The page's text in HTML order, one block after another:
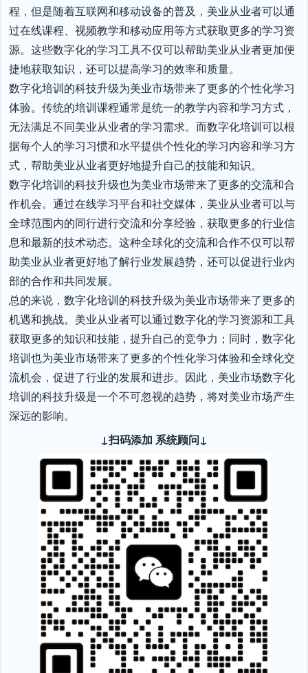
程，但是随着互联网和移动设备的普及，美业从业者可以通
过在线课程、视频教学和移动应用等方式获取更多的学习资
源。这些数字化的学习工具不仅可以帮助美业从业者更加便
捷地获取知识，还可以提高学习的效率和质量。
数字化培训的科技升级为美业市场带来了更多的个性化学习
体验。传统的培训课程通常是统一的教学内容和学习方式，
无法满足不同美业从业者的学习需求。而数字化培训可以根
据每个人的学习习惯和水平提供个性化的学习内容和学习方
式，帮助美业从业者更好地提升自己的技能和知识。
数字化培训的科技升级也为美业市场带来了更多的交流和合
作机会。通过在线学习平台和社交媒体，美业从业者可以与
全球范围内的同行进行交流和分享经验，获取更多的行业信
息和最新的技术动态。这种全球化的交流和合作不仅可以帮
助美业从业者更好地了解行业发展趋势，还可以促进行业内
部的合作和共同发展。
总的来说，数字化培训的科技升级为美业市场带来了更多的
机遇和挑战。美业从业者可以通过数字化的学习资源和工具
获取更多的知识和技能，提升自己的竞争力；同时，数字化
培训也为美业市场带来了更多的个性化学习体验和全球化交
流机会，促进了行业的发展和进步。因此，美业市场数字化
培训的科技升级是一个不可忽视的趋势，将对美业市场产生
深远的影响。
↓扫码添加 系统顾问↓